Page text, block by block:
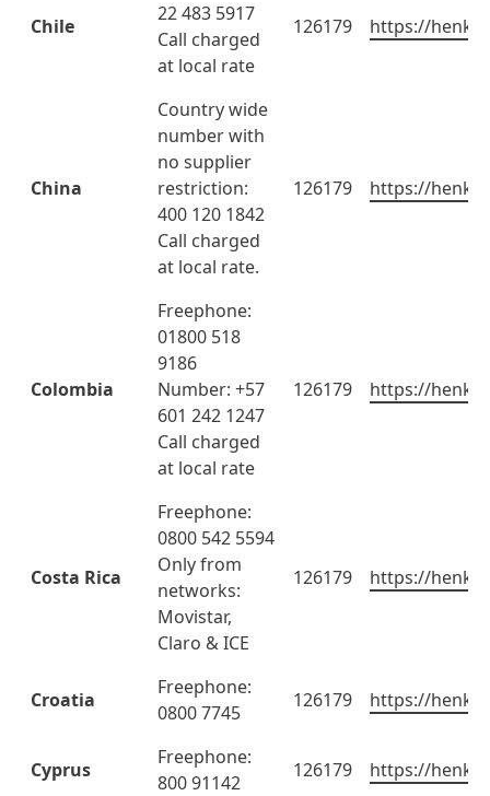
Chile
22 483 5917
Call charged
at local rate
126179 https://
China
Country wide
number with
no supplier
restriction:
400 120 1842
Call charged
at local rate.
126179 https://
Colombia
Freephone:
01800 518
9186
Number: +57
601 242 1247
Call charged
at local rate
126179 https://
Costa Rica
Freephone:
0800 542 5594
Only from
networks:
Movistar,
Claro & ICE
126179 https://
Croatia
Freephone:
0800 7745
126179 https://
Cyprus
Freephone:
800 91142
126179 https://